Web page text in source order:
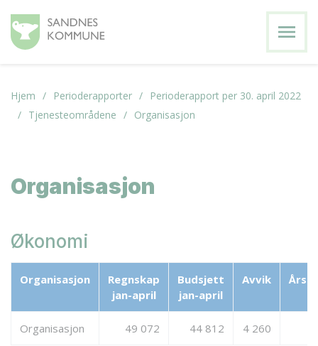
menu
Hjem Perioderapporter
Perioderapport per 30. april 2022
Tjenesteområdene
Organisasjon
Organisasjon
Økonomi
Organisasjon
Regnskap
jan-april
Budsjett
jan-april
Avvik
Organisasjon 49 072 44 812 4 260